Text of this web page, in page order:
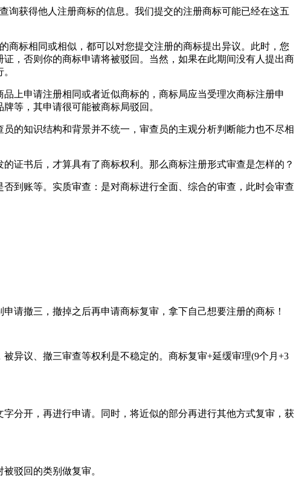
询获得他人注册商标的信息。我们提交的注册商标可能已经在这五
商标相同或相似，都可以对您提交注册的商标提出异议。此时，您
，否则你的商标申请将被驳回。当然，如果在此期间没有人提出商
上申请注册相同或者近似商标的，商标局应当受理次商标注册申
等，其申请很可能被商标局驳回。
的知识结构和背景并不统一，审查员的主观分析判断能力也不尽相
证书后，才算具有了商标权利。那么商标注册形式审查是怎样的？
到账等。实质审查：是对商标进行全面、综合的审查，此时会审查
请撤三，撤掉之后再申请商标复审，拿下自己想要注册的商标！
异议、撤三审查等权利是不稳定的。商标复审+延缓审理(9个月+3
分开，再进行申请。同时，将近似的部分再进行其他方式复审，获
驳回的类别做复审。